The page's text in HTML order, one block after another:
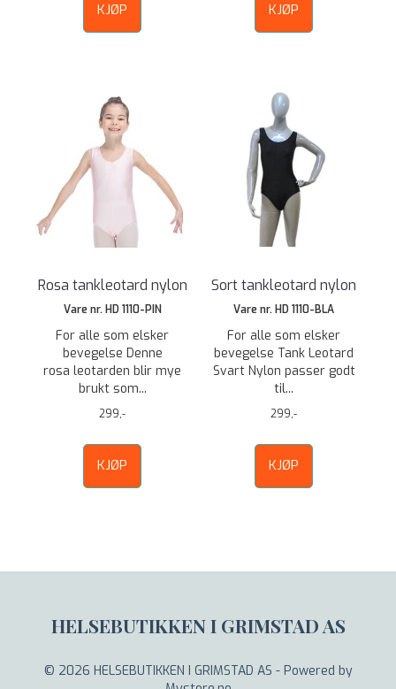
KJØP KJØP
Rosa tankleotard nylon
Vare nr. HD 1110-PIN
For alle som elsker
bevegelse Denne
rosa leotarden blir mye
brukt som...
299,-
KJØP
Sort tankleotard nylon
Vare nr. HD 1110-BLA
For alle som elsker
bevegelse Tank Leotard
Svart Nylon passer godt
til...
299,-
KJØP
HELSEBUTIKKEN I GRIMSTAD AS
© 2026 HELSEBUTIKKEN I GRIMSTAD AS - Powered by